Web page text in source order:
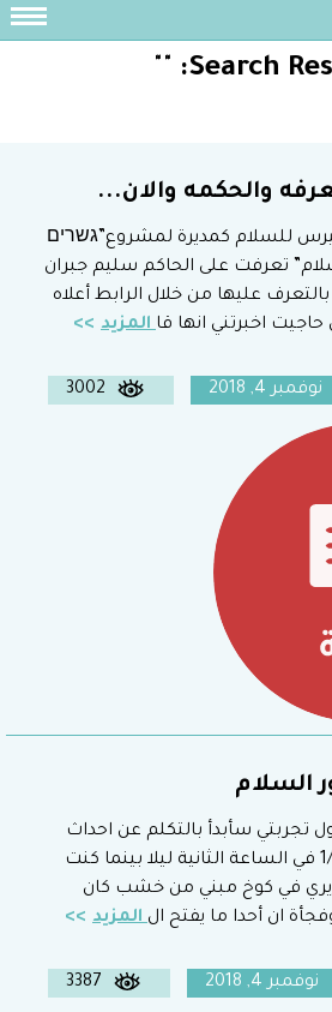
Search
""
والحكمه والان...
للسلام كمديرة لمشروع”גשרים
تعرفت على الحاكم سليم جبران
عليها من خلال الرابط أعلاه
حاجيت اخبرتني انها قاالمزيد
نوفمبر 4, 2018 3002
السلام
تجربتي سأبدأ بالتكلم عن احداث
جرت في تاريخ 1/7/2017 في الساعة الثانية ليلا بينما كنت
في كوخ مبني من خشب كان
ان أحدا ما يفتح الالمزيد
نوفمبر 4, 2018 3387